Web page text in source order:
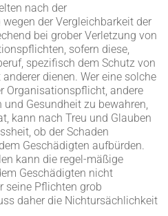
nach der
der Vergleichbarkeit der
bei grober Verletzung von
sofern diese,
spezifisch dem Schutz von
dienen. Wer eine solche
Organisationspflicht, andere
und Gesundheit zu bewahren,
kann nach Treu und Glauben
ob der Schaden
Geschädigten aufbürden.
kann die regel-mäßige
Geschädigten nicht
seine Pflichten grob
daher die Nichtursächlichkeit